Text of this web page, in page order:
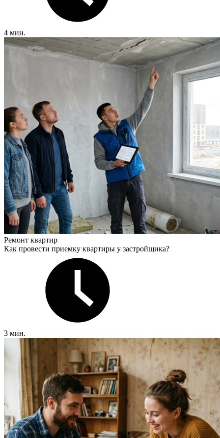
4 мин.
Ремонт квартир
Как провести приемку квартиры у застройщика?
3 мин.